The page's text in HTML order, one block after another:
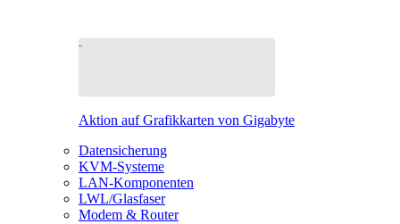
Aktion auf Grafikkarten von Gigabyte
Datensicherung
KVM-Systeme
LAN-Komponenten
LWL/Glasfaser
Modem & Router